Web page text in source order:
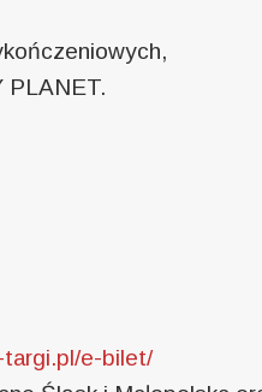
PLANET.
e-bilet/